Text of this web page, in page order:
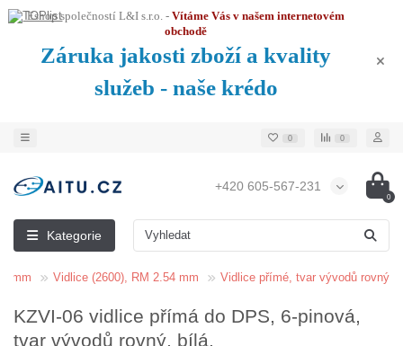
Eshop společností L&I s.r.o. - Vítáme Vás v našem internetovém
obchodě
Záruka jakosti zboží a kvality
služeb - naše krédo
0 0
+420 605-567-231
0
Kategorie
mm Vidlice (2600), RM 2.54 mm Vidlice přímé, tvar vývodů rovný
KZVI-06 vidlice přímá do DPS, 6-pinová,
tvar vývodů rovný, bílá.